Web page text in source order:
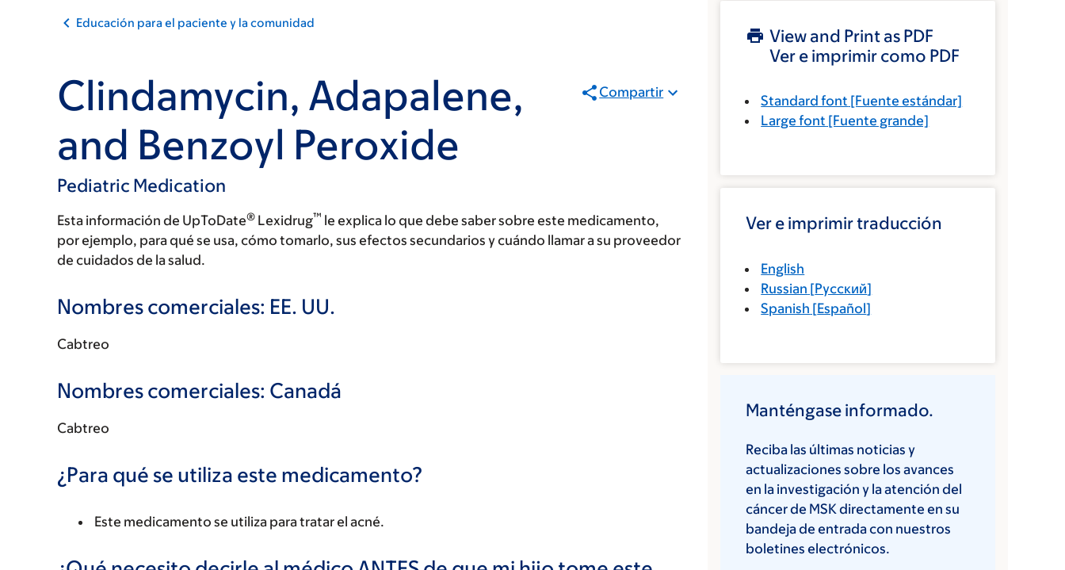
Educación para el paciente y la comunidad
Clindamycin, Adapalene,
and Benzoyl Peroxide
Pediatric Medication
Compartir
Esta información de UpToDate® Lexidrug™ le explica lo que debe saber sobre este medicamento,
por ejemplo, para qué se usa, cómo tomarlo, sus efectos secundarios y cuándo llamar a su proveedor
de cuidados de la salud.
Nombres comerciales: EE. UU.
Cabtreo
Nombres comerciales: Canadá
Cabtreo
¿Para qué se utiliza este medicamento?
Este medicamento se utiliza para tratar el acné.
View and Print as PDF
Ver e imprimir como PDF
Standard font [Fuente estándar]
Large font [Fuente grande]
Ver e imprimir traducción
English
Russian [Русский]
Spanish [Español]
Manténgase informado.
Reciba las últimas noticias y
actualizaciones sobre los avances
en la investigación y la atención del
cáncer de MSK directamente en su
bandeja de entrada con nuestros
boletines electrónicos.